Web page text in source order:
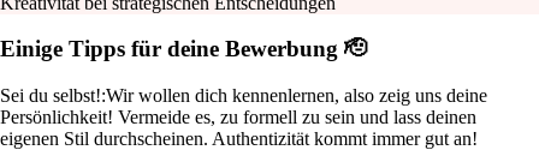
Einige Tipps für deine Bewerbung 🫡
Sei du selbst!:Wir wollen dich kennenlernen, also zeig uns deine
Persönlichkeit! Vermeide es, zu formell zu sein und lass deinen
eigenen Stil durchscheinen. Authentizität kommt immer gut an!